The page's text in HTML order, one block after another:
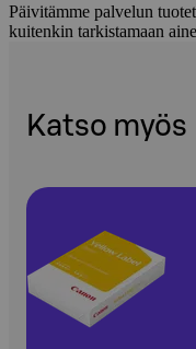
Päivitämme palvelun
kuitenkin tarkistamaan
Katso myös